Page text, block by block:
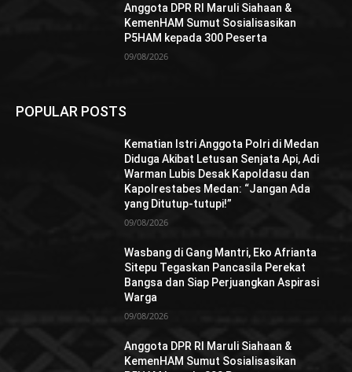
Anggota DPR RI Maruli Siahaan &
KemenHAM Sumut Sosialisasikan
P5HAM kepada 300 Peserta
09/08/2026
POPULAR POSTS
Kematian Istri Anggota Polri di Medan
Diduga Akibat Letusan Senjata Api, Adi
Warman Lubis Desak Kapoldasu dan
Kapolrestabes Medan: “Jangan Ada
yang Ditutup-tutupi!”
09/08/2026
Wasbang di Gang Mantri, Eko Afrianta
Sitepu Tegaskan Pancasila Perekat
Bangsa dan Siap Perjuangkan Aspirasi
Warga
09/08/2026
Anggota DPR RI Maruli Siahaan &
KemenHAM Sumut Sosialisasikan